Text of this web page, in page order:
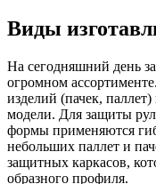
Виды
На сегодняшний день
огромном
изделий (пачек,
модели. Для защиты
формы применяются
небольших паллет и
защитных каркасов,
образного профиля.